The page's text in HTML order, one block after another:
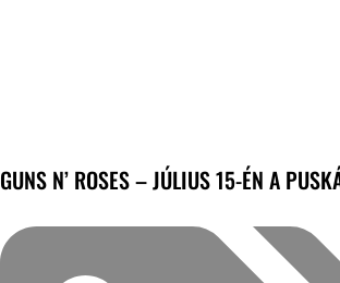
GUNS N’ ROSES – JÚLIUS 15-ÉN A